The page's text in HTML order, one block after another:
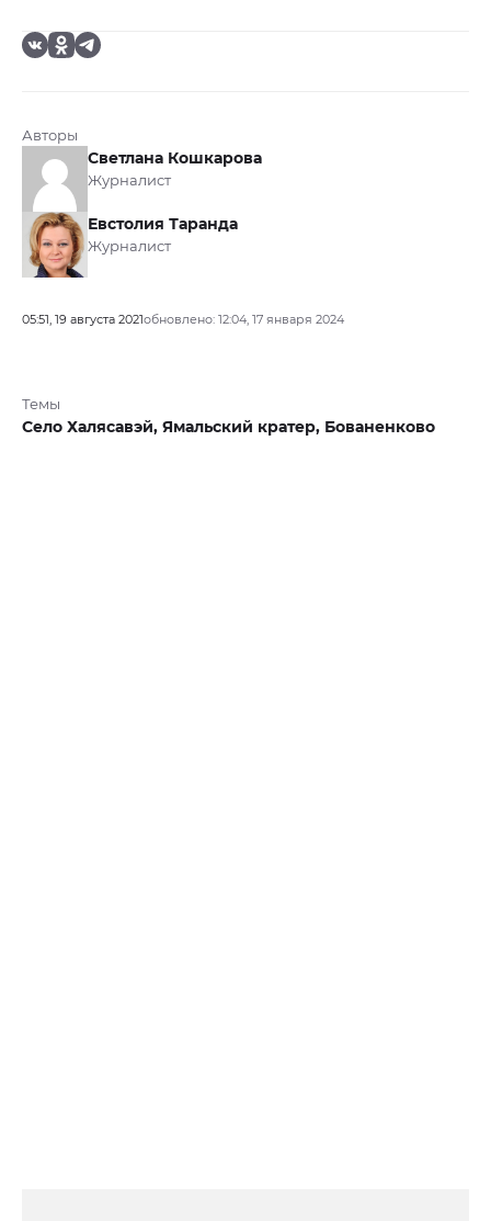
Авторы
Светлана Кошкарова
Журналист
Евстолия Таранда
Журналист
05:51, 19 августа 2021обновлено: 12:04, 17 января 2024
Темы
Село Халясавэй, Ямальский кратер, Бованенково